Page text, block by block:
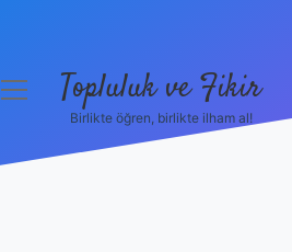
menüyüTopluluk ve Fikir
Birlikte öğren, birlikte ilham al!